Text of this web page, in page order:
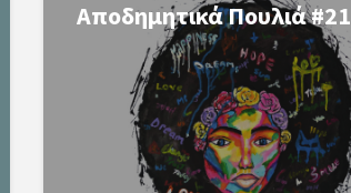
Αποδημητικά Πουλιά #21